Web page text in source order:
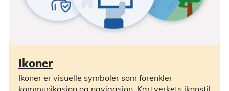
Ikoner
Ikoner er visuelle symboler som forenkler
kommunikasjon og navigasjon. Kartverkets ikonstil